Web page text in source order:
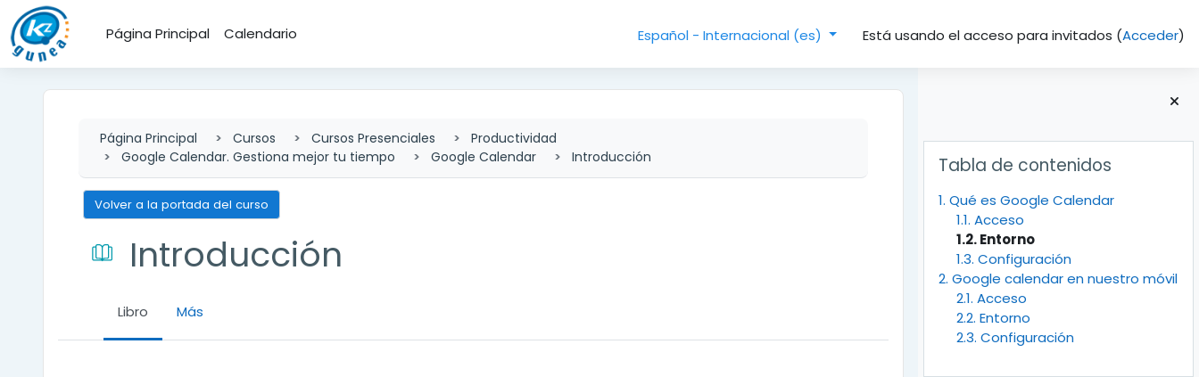
Salta al contenido principal
Página Principal
Calendario Español - Internacional ‎(es)‎ Está usando el acceso para invitados (Acceder)
Bloques
Tabla de contenidos
1. Qué es Google Calendar
1.1. Acceso
1.2. Entorno
1.3. Configuración
2. Google calendar en nuestro móvil
2.1. Acceso
2.2. Entorno
2.3. Configuración
Página Principal Cursos Cursos Presenciales
Productividad
Google Calendar. Gestiona mejor tu tiempo
Google Calendar Introducción
Volver a la portada del curso
Introducción
Libro Más